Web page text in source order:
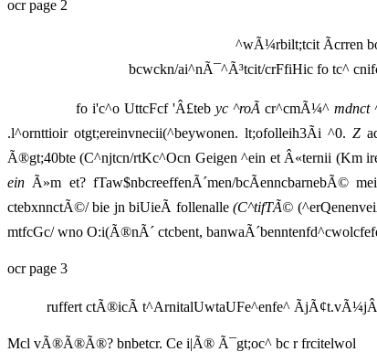
ocr page 2
^wÃ¼rbilt;tcit Ãcrren
bcwckn/ai^nÃ¯^Ã³tcit/crFfiHic fo tc^
fo i'c^o UttcFcf 'Â£teb yc ^roÃ cr^cmÃ¼^mdnct
.l^ornttioir otgt;ereinvnecii(^beywonen. lt;ofolleih3Ãi ^0. Z
Ã®gt;40bte (C^njtcn/rtKc^Ocn Geigen ^ein et Â«ternii (Km
ein Ã»m et? fTaw$nbcreeffenÃ´men/
ctebxnnctÃ©/ bie jn biUieÃ follenalle(C^tifTÃ©
mtfcGc/ wno O:i(Ã®nÃ´ ctcbent,
ocr page 3
ruffert ctÃ®icÃ t^ArnitalUwtaUFe^enfe^
Mcl vÃ®Ã®Ã®? bnbetcr. Ce i|Ã® Ã¯gt;oc^ bc r frcitelwol